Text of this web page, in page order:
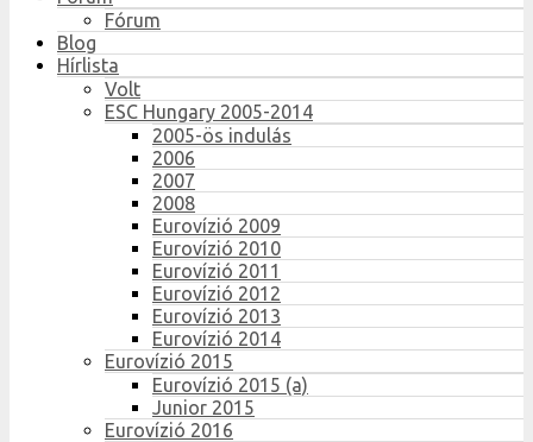
Fórum
Blog
Hírlista
Volt
ESC Hungary 2005-2014
2005-ös indulás
2006
2007
2008
Eurovízió 2009
Eurovízió 2010
Eurovízió 2011
Eurovízió 2012
Eurovízió 2013
Eurovízió 2014
Eurovízió 2015
Eurovízió 2015 (a)
Junior 2015
Eurovízió 2016